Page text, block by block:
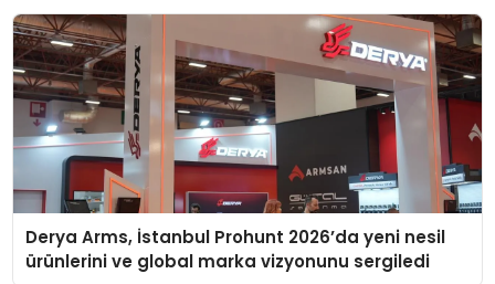
Derya Arms, İstanbul Prohunt 2026’da yeni nesil
ürünlerini ve global marka vizyonunu sergiledi